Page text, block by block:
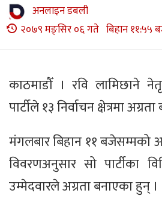
अनलाइन डबली
२०७९ मङ्सिर ०६ गते बिहान ११:५५
काठमाडौँ । रवि लामिछाने
पार्टीले १३ निर्वाचन क्षेत्रमा
मंगलबार बिहान ११ बजेसम्मको
विवरणअनुसार सो पार्टीका
उम्मेदवारले अग्रता बनाएका हुन् ।